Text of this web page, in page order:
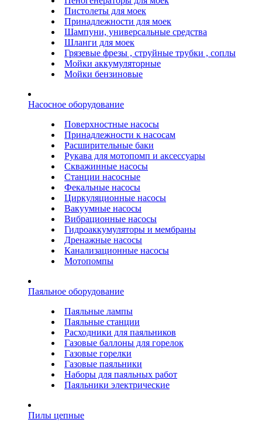
Пистолеты для моек
Принадлежности для моек
Шампуни, универсальные средства
Шланги для моек
Грязевые фрезы , струйные трубки , соплы
Мойки аккумуляторные
Мойки бензиновые
Насосное оборудование
Поверхностные насосы
Принадлежности к насосам
Расширительные баки
Рукава для мотопомп и аксессуары
Скважинные насосы
Станции насосные
Фекальные насосы
Циркуляционные насосы
Вакуумные насосы
Вибрационные насосы
Гидроаккумуляторы и мембраны
Дренажные насосы
Канализационные насосы
Мотопомпы
Паяльное оборудование
Паяльные лампы
Паяльные станции
Расходники для паяльников
Газовые баллоны для горелок
Газовые горелки
Газовые паяльники
Наборы для паяльных работ
Паяльники электрические
Пилы цепные